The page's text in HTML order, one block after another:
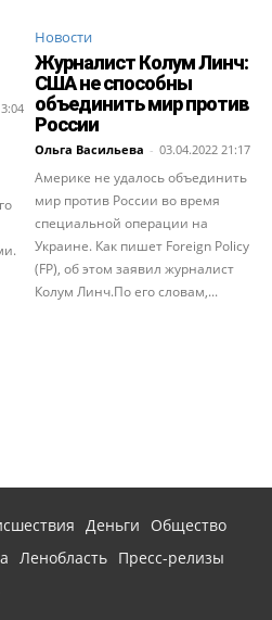
Новости
Журналист Колум Линч:
США не способны
объединить мир против
России
Ольга Васильева - 03.04.2022 21:17
Америке не удалось объединить
мир против России во время
специальной операции на
Украине. Как пишет Foreign Policy
(FP), об этом заявил журналист
Колум Линч.По его словам,...
Деньги
Общество
Ленобласть Пресс-релизы